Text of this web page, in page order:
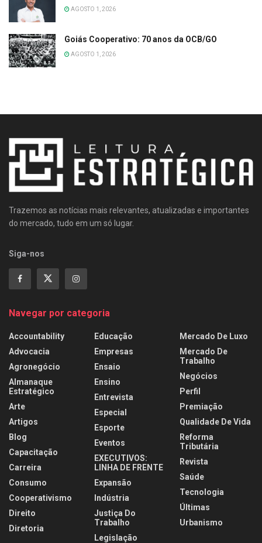
AGOSTO 1, 2026
Goiás Cooperativo: 70 anos da OCB/GO
AGOSTO 1, 2026
Trazemos as notícias mais relevantes, atualizadas e importantes
do mercado, tudo em um só lugar.
Siga-nos
Navegar por categoria
Accountability
Advocacia
Agronegócio
Almanaque
Estratégico
Arte
Artigos
Blog
Capacitação
Carreira
Consumo
Cooperativismo
Direito
Diretoria
Educação
Empresas
Ensaio
Ensino
Entrevista
Especial
Esporte
Eventos
EXECUTIVOS:
LINHA DE FRENTE
Expansão
Indústria
Justiça Do
Trabalho
Legislação
Mercado De Luxo
Mercado De
Trabalho
Negócios
Perfil
Premiação
Qualidade De Vida
Reforma
Tributária
Revista
Saúde
Tecnologia
Últimas
Urbanismo